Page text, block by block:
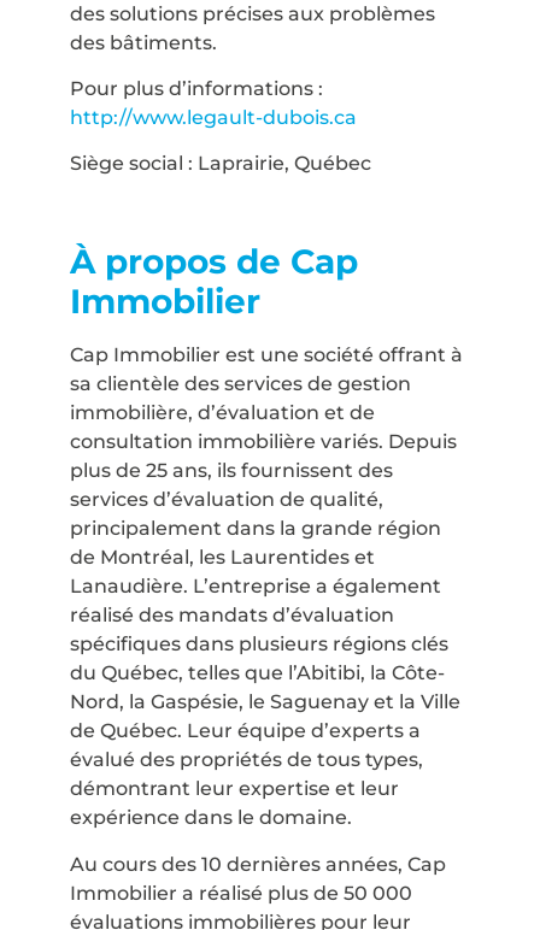
des solutions précises aux problèmes
des bâtiments.
Pour plus d’informations :
http://www.legault-dubois.ca
Siège social : Laprairie, Québec
À propos de Cap
Immobilier
Cap Immobilier est une société offrant à
sa clientèle des services de gestion
immobilière, d’évaluation et de
consultation immobilière variés. Depuis
plus de 25 ans, ils fournissent des
services d’évaluation de qualité,
principalement dans la grande région
de Montréal, les Laurentides et
Lanaudière. L’entreprise a également
réalisé des mandats d’évaluation
spécifiques dans plusieurs régions clés
du Québec, telles que l’Abitibi, la Côte-
Nord, la Gaspésie, le Saguenay et la Ville
de Québec. Leur équipe d’experts a
évalué des propriétés de tous types,
démontrant leur expertise et leur
expérience dans le domaine.
Au cours des 10 dernières années, Cap
Immobilier a réalisé plus de 50 000
évaluations immobilières pour leur